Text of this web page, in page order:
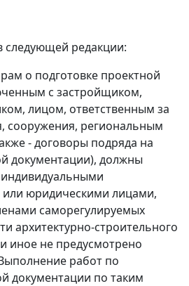
следующей редакции:
о подготовке проектной
с застройщиком,
лицом, ответственным за
сооружения, региональным
- договоры подряда на
документации), должны
юридическими лицами,
саморегулируемых
архитектурно-строительного
иное не предусмотрено
работ по
документации по таким